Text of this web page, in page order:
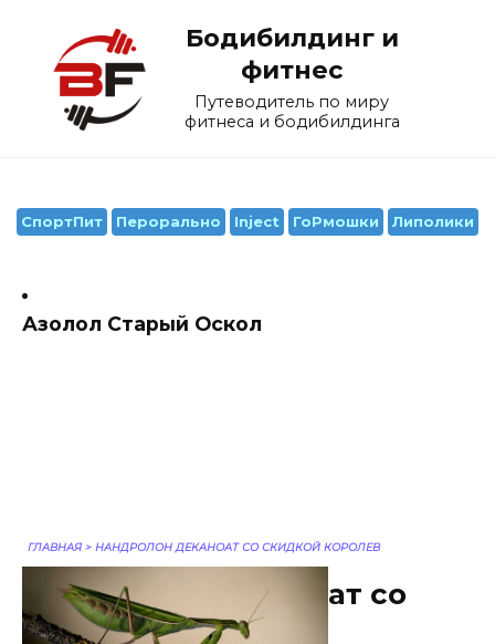
содержанию
Бодибилдинг и
фитнес
Путеводитель по миру
фитнеса и бодибилдинга
СпортПит Перорально Inject ГоРмошки Липолики
ГЛАВНАЯ > НАНДРОЛОН ДЕКАНОАТ СО СКИДКОЙ КОРОЛЕВ
Нандролон Деканоат со
скидкой Королев
Азолол Старый Оскол